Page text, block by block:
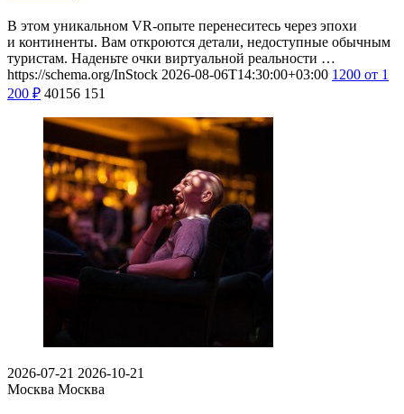
В этом уникальном VR-опыте перенеситесь через эпохи
и континенты. Вам откроются детали, недоступные обычным
туристам. Наденьте очки виртуальной реальности …
https://schema.org/InStock 2026-08-06T14:30:00+03:00 1200 от 1
200 ₽ 40156 151
2026-07-21 2026-10-21
Москва Москва